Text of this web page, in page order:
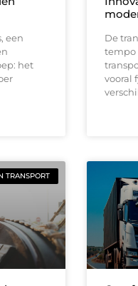
een
het
De
tempo
vooral
TRANSPORT